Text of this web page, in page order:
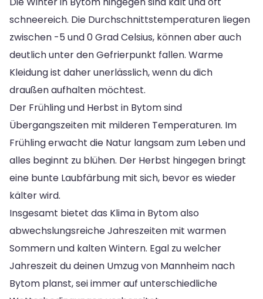
schneereich. Die Durchschnittstemperaturen liegen
zwischen -5 und 0 Grad Celsius, können aber auch
deutlich unter den Gefrierpunkt fallen. Warme
Kleidung ist daher unerlässlich, wenn du dich
draußen aufhalten möchtest.
Der Frühling und Herbst in Bytom sind
Übergangszeiten mit milderen Temperaturen. Im
Frühling erwacht die Natur langsam zum Leben und
alles beginnt zu blühen. Der Herbst hingegen bringt
eine bunte Laubfärbung mit sich, bevor es wieder
kälter wird.
Insgesamt bietet das Klima in Bytom also
abwechslungsreiche Jahreszeiten mit warmen
Sommern und kalten Wintern. Egal zu welcher
Jahreszeit du deinen Umzug von Mannheim nach
Bytom planst, sei immer auf unterschiedliche